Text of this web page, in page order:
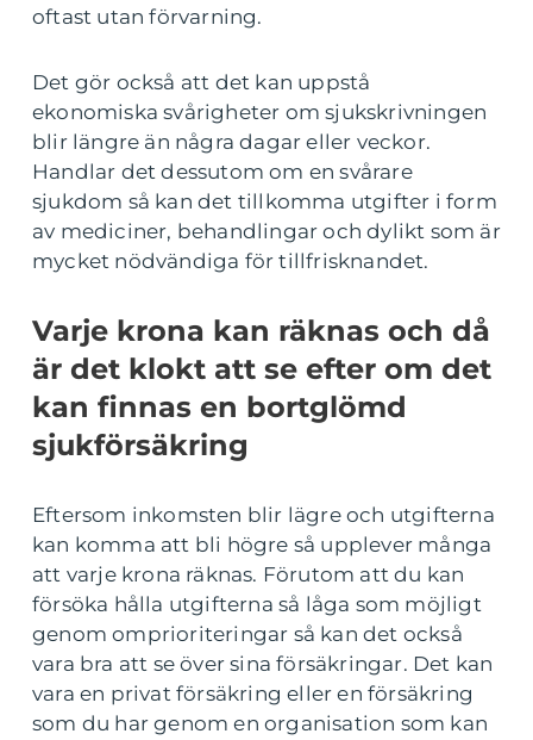
oftast utan förvarning.
Det gör också att det kan uppstå
ekonomiska svårigheter om sjukskrivningen
blir längre än några dagar eller veckor.
Handlar det dessutom om en svårare
sjukdom så kan det tillkomma utgifter i form
av mediciner, behandlingar och dylikt som är
mycket nödvändiga för tillfrisknandet.
Varje krona kan räknas och då
är det klokt att se efter om det
kan finnas en bortglömd
sjukförsäkring
Eftersom inkomsten blir lägre och utgifterna
kan komma att bli högre så upplever många
att varje krona räknas. Förutom att du kan
försöka hålla utgifterna så låga som möjligt
genom omprioriteringar så kan det också
vara bra att se över sina försäkringar. Det kan
vara en privat försäkring eller en försäkring
som du har genom en organisation som kan